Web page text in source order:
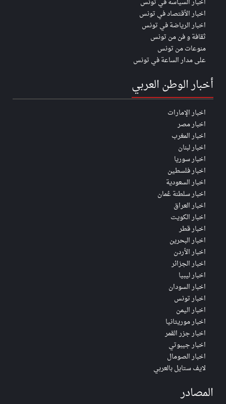
اخبار الأقتصاد في تونس
اخبار الرياضة في تونس
ثقافة و فن من تونس
منوعات من تونس
على مدار الساعة في تونس
أخبار الوطن العربي
اخبار الإمارات
اخبار مصر
اخبار المغرب
اخبار لبنان
اخبار سوريا
اخبار فلسطين
اخبار السعودية
اخبار سلطنة عُمان
اخبار العراق
اخبار الكويت
اخبار قطر
اخبار البحرين
اخبار الأردن
اخبار الجزائر
اخبار ليبيا
اخبار السودان
اخبار تونس
اخبار اليمن
اخبار موريتانيا
اخبار جزر القمر
اخبار جيبوتي
اخبار الصومال
لايف ستايل بالعربي
المصادر